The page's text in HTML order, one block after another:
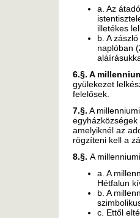
a. Az
illetékes
b. A
naplóban (
6.§. A
gyülekezet
felelősek.
7.§. A
amelyiknél az
rögzíteni kell a
8.§. A
a. A
Hétfalun
b. A
c. Ettől